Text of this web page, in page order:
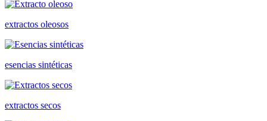
extractos oleosos
esencias sintéticas
extractos secos